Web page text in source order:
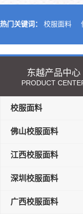
热门关键词： 校服面料
东越产品中心
PRODUCT
校服面料
佛山校服面料
江西校服面料
深圳校服面料
广西校服面料